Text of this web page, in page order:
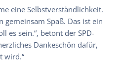
eine Selbstverständlichkeit.
gemeinsam Spaß. Das ist ein
es sein.“, betont der SPD-
Dankeschön dafür,
wird.“